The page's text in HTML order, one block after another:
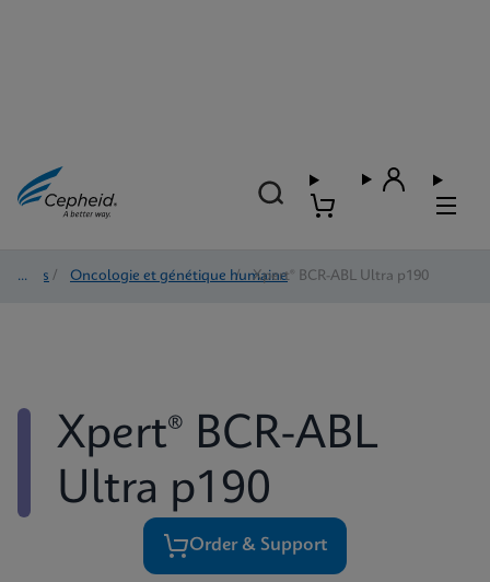
Tests / Oncologie et génétique humaine
/ Xpert® BCR-ABL Ultra p190
Xpert® BCR-ABL
Ultra p190
Order & Support